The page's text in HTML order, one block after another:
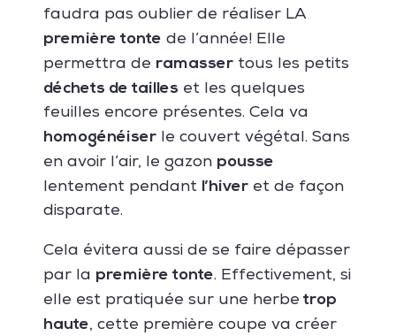
faudra pas oublier de réaliser LA
première tonte de l’année! Elle
permettra de ramassertous les petits
déchets de tailles et les quelques
feuilles encore présentes. Cela va
homogénéiserle couvert végétal. Sans
en avoir l’air, le gazon pousse
lentement pendant l’hiveret de façon
disparate.
Cela évitera aussi de se faire dépasser
par la première tonte. Effectivement, si
elle est pratiquée sur une herbe trop
haute, cette première coupe va créer